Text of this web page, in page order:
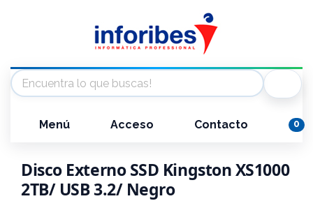
Menú Acceso Contacto 0
Disco Externo SSD Kingston XS1000
2TB/ USB 3.2/ Negro